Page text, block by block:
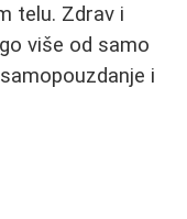
telu. Zdrav i
više od samo
i